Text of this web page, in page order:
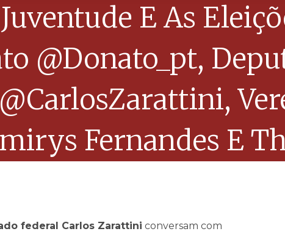
E As
@donato_pt,
Fernandes E
federal Carlos Zarattini conversam com